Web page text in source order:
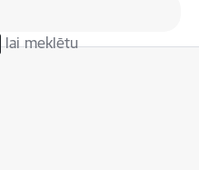
lai meklētu